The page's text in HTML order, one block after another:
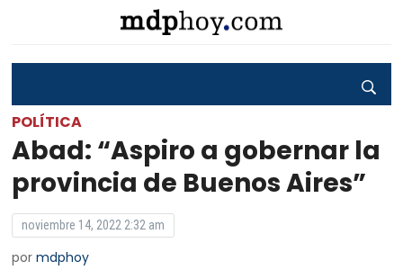
POLÍTICA
Abad: “Aspiro a gobernar la
provincia de Buenos Aires”
noviembre 14, 2022 2:32 am
pormdphoy